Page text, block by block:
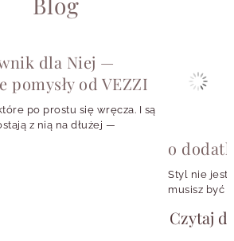
dla Niej —
pomysły od VEZZI
po prostu się wręcza. I są
z nią na dłużej —
zakładania ulubionych
o
Styl nie jest
musisz być
chcesz
Czytaj